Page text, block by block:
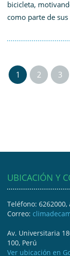
bicicleta,
como parte de
1 2 3
UBICACIÓN Y
Teléfono: 6262000,
Correo:
Av. Universitaria
100, Perú
Ver ubicación en